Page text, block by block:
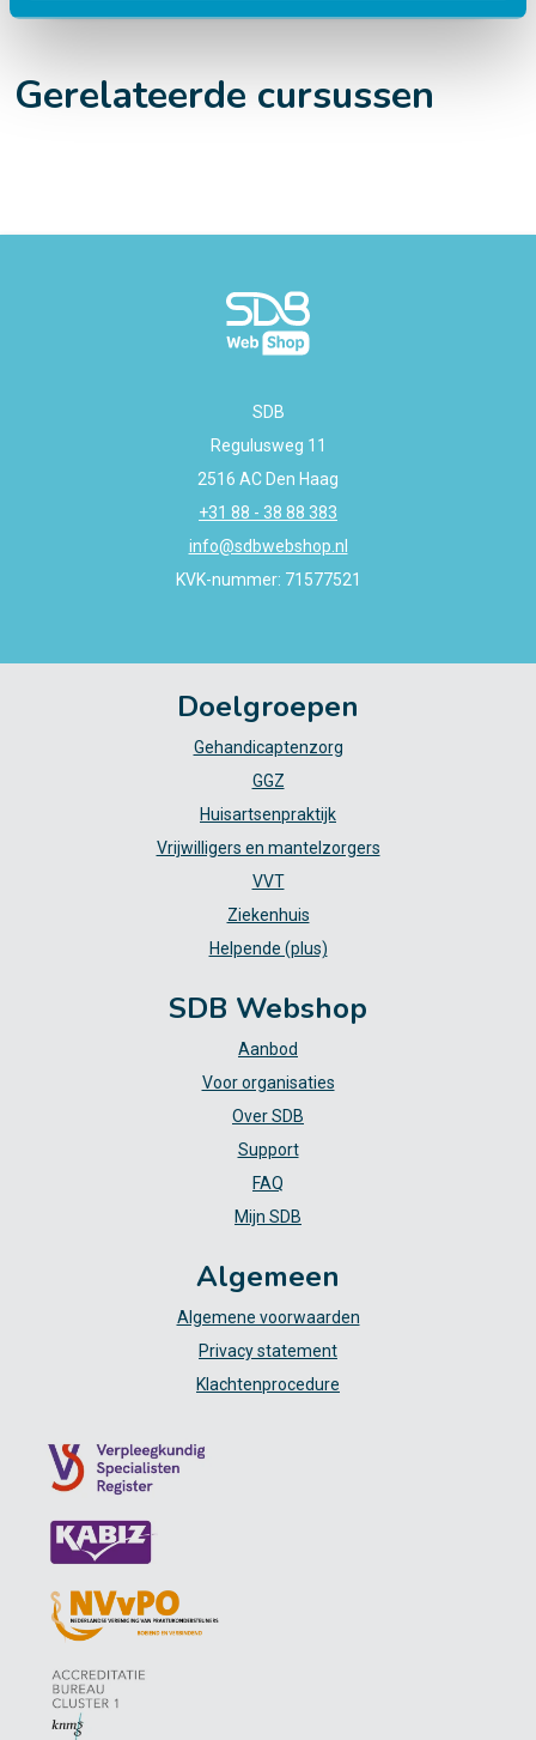
Gerelateerde cursussen
SDB
Regulusweg 11
2516 AC Den Haag
+31 88 - 38 88 383
info@sdbwebshop.nl
KVK-nummer: 71577521
Doelgroepen
Gehandicaptenzorg
GGZ
Huisartsenpraktijk
Vrijwilligers en mantelzorgers
VVT
Ziekenhuis
Helpende (plus)
SDB Webshop
Aanbod
Voor organisaties
Over SDB
Support
FAQ
Mijn SDB
Algemeen
Algemene voorwaarden
Privacy statement
Klachtenprocedure